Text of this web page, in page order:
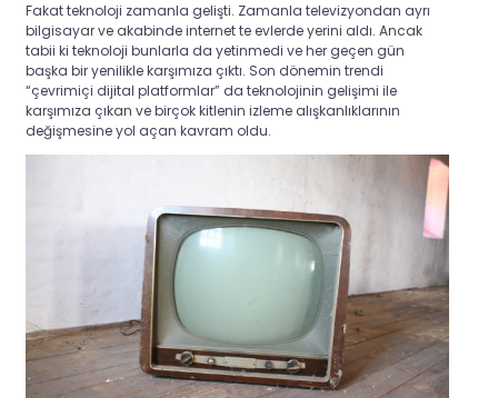
Fakat teknoloji zamanla gelişti. Zamanla televizyondan ayrı
bilgisayar ve akabinde internet te evlerde yerini aldı. Ancak
tabii ki teknoloji bunlarla da yetinmedi ve her geçen gün
başka bir yenilikle karşımıza çıktı. Son dönemin trendi
“çevrimiçi dijital platformlar” da teknolojinin gelişimi ile
karşımıza çıkan ve birçok kitlenin izleme alışkanlıklarının
değişmesine yol açan kavram oldu.